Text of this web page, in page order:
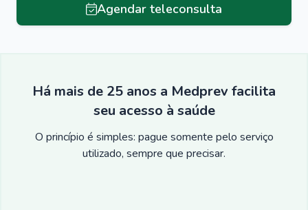
Agendar teleconsulta
Há mais de 25 anos a Medprev facilita
seu acesso à saúde
O princípio é simples: pague somente pelo serviço
utilizado, sempre que precisar.